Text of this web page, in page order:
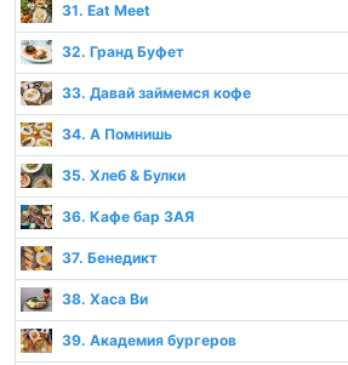
31. Eat Meet
32. Гранд Буфет
33. Давай займемся кофе
34. А Помнишь
35. Хлеб & Булки
36. Кафе бар ЗАЯ
37. Бенедикт
38. Хаса Ви
39. Академия бургеров